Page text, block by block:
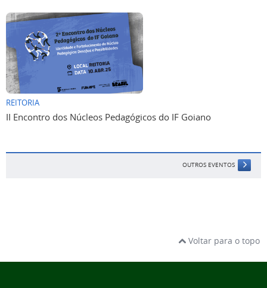
REITORIA
II Encontro dos Núcleos Pedagógicos do IF Goiano
OUTROS EVENTOS
Voltar para o topo